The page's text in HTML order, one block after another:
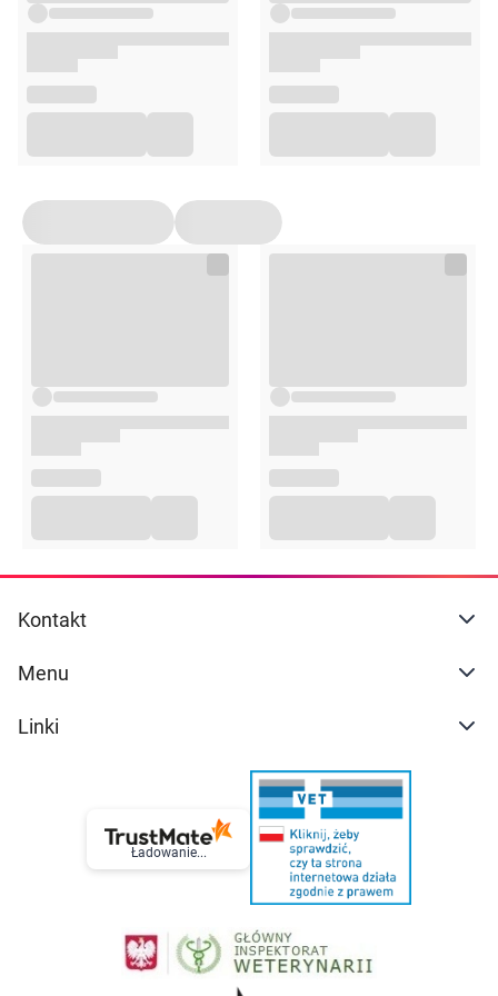
Stosowanie
1 tabletkę rozpuścić w szklance (200 ml) zimnej wody.
Zaleca się spożywać 2 tabletki dziennie. Nie przekraczać
zalecanej porcji do spożycia w ciągu dnia.
Opakowanie
20 tabletek musujących
Kontakt
Menu
Linki
Ładowanie...